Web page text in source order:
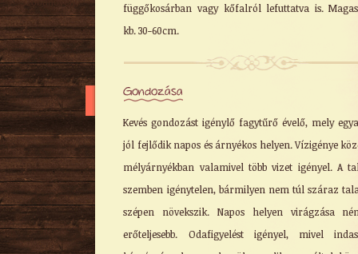
függőkosárban vagy kőfalról lefuttatva is.
kb. 30-60cm.
Gondozása
Kevés gondozást igénylő fagytűrő évelő, mely
jól fejlődik napos és árnyékos helyen. Vízigénye
mélyárnyékban valamivel több vizet igényel. A
szemben igénytelen, bármilyen nem túl száraz
szépen növekszik. Napos helyen virágzása
erőteljesebb. Odafigyelést igényel, mivel
Szobanövény